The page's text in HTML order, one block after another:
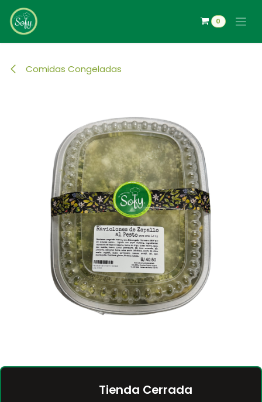
Ir al contenido
0
Comidas Congeladas
Tienda Cerrada